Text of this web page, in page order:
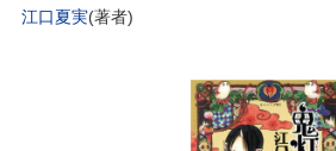
江口夏実(著者)